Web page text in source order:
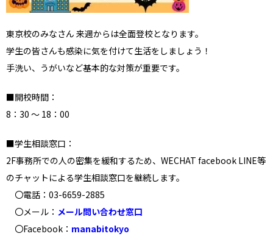
東京校のみなさん 来週からは全面登校となります。
学生の皆さんも感染に気を付けて生活をしましょう！
手洗い、うがいなど基本的な対策が重要です。
■開校時間：
8：30 ～ 18：00
■学生相談窓口：
2F事務所での人の密集を緩和するため、WECHAT facebook LINE等
のチャットによる学生相談窓口を継続します。
〇電話：03-6659-2885
〇メール： メール問い合わせ窓口
〇Facebook： manabitokyo